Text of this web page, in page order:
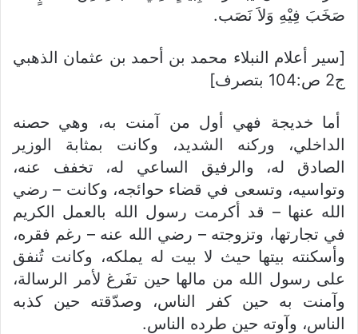
صَخَبَ فِيْهِ وَلاَ نَصَب.
[سير أعلام النبلاء محمد بن أحمد بن عثمان الذهبي
ج2 ص:104 بتصرف]
أما خديجة فهي أول من آمنت به، وهي حصنه
الداخلي، وركنه الشديد، وكانت بمثابة الوزير
الصادق له، والرفيق الساعي له، تخفف عنه،
وتواسيه، وتسعى في قضاء حوائجه، وكانت – رضي
الله عنها – قد أكرمت رسول الله بالعمل الكريم
في تجارتها، وتزوجته – رضي الله عنه – رغم فقره،
وأسكنته بيتها حيث لا بيت له يملكه، وكانت تُنفق
على رسول الله من مالها حين تفَرغ لأمر الرسالة،
وآمنت به حين كفر الناس، وصدّقته حين كذبه
الناس، وآوته حين طرده الناس.